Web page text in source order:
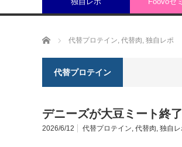
ホーム 代替プロテイン, 代替肉, 独自レポ
代替プロテイン
デニーズが大豆ミート終
2026/6/12 代替プロテイン, 代替肉, 独自